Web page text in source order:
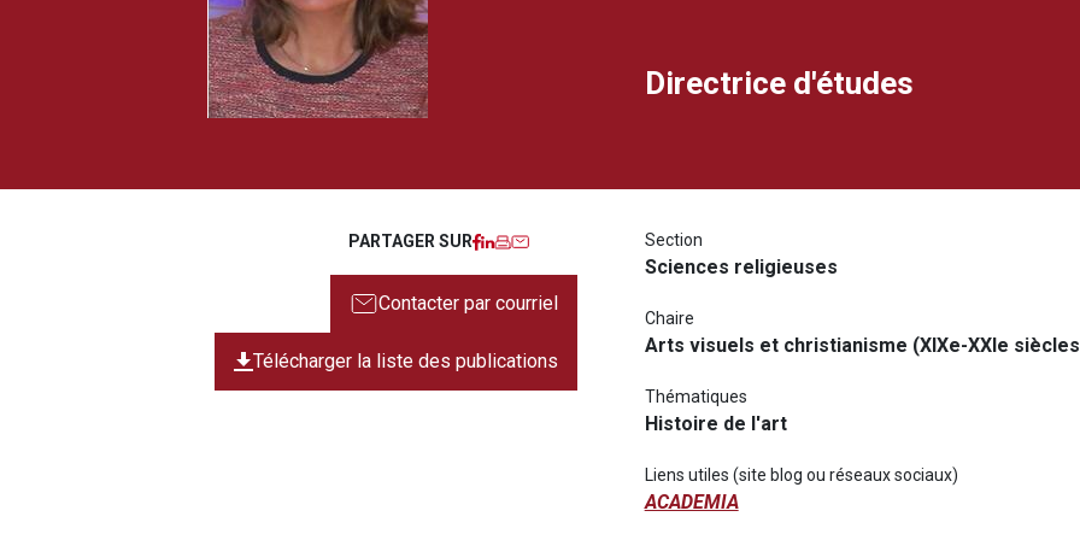
PARTAGER SUR Facebook
LinkedIn
Imprimer
Courriel
Contacter par courriel
Télécharger la liste des publications
Directrice d'études
Section
Sciences religieuses
Chaire
Arts visuels et christianisme (XIXe-XXIe
Thématiques
Histoire de l'art
Liens utiles (site blog ou réseaux sociaux)
ACADEMIA